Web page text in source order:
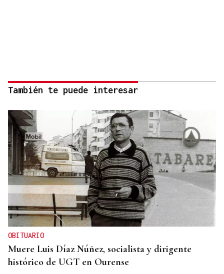
También te puede interesar
OBITUARIO
Muere Luis Díaz Núñez, socialista y dirigente
histórico de UGT en Ourense